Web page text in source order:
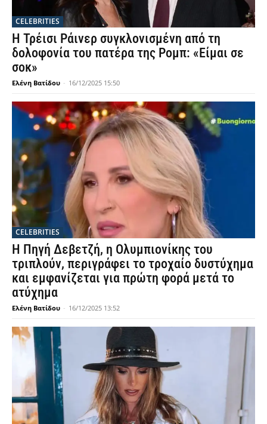
CELEBRITIES
Η Τρέισι Ράινερ συγκλονισμένη από τη
δολοφονία του πατέρα της Ρομπ: «Είμαι σε
σοκ»
Ελένη Βατίδου - 16/12/2025 15:50
CELEBRITIES
Η Πηγή Δεβετζή, η Ολυμπιονίκης του
τριπλούν, περιγράφει το τροχαίο δυστύχημα
και εμφανίζεται για πρώτη φορά μετά το
ατύχημα
Ελένη Βατίδου - 16/12/2025 13:52